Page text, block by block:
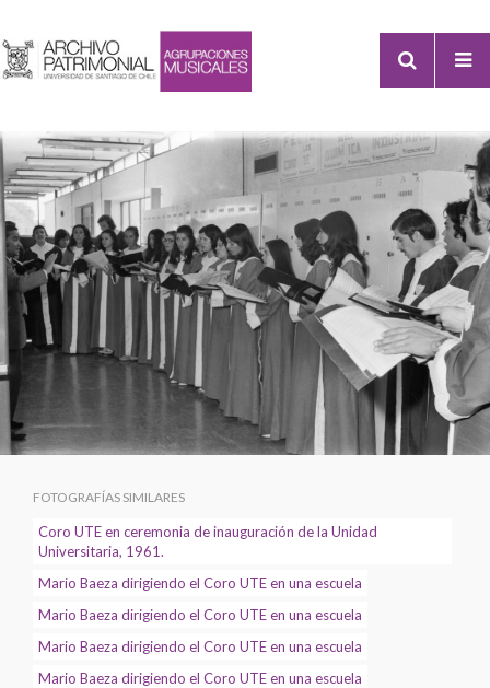
FOTOGRAFÍAS SIMILARES
Coro UTE en ceremonia de inauguración de la Unidad
Universitaria, 1961.
Mario Baeza dirigiendo el Coro UTE en una escuela
Mario Baeza dirigiendo el Coro UTE en una escuela
Mario Baeza dirigiendo el Coro UTE en una escuela
Mario Baeza dirigiendo el Coro UTE en una escuela